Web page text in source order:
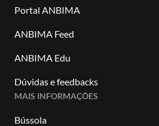
Portal ANBIMA
ANBIMA Feed
ANBIMA Edu
Dúvidas e feedbacks
MAIS INFORMAÇÕES
Bússola